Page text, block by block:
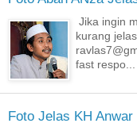
Jika ingin
kurang
fast respo...
Foto Jelas KH Anwar